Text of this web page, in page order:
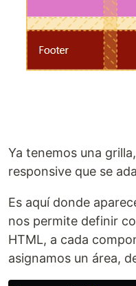
Ya tenemos una
responsive que se
Es aquí donde
nos permite definir
HTML, a cada
asignamos un área,